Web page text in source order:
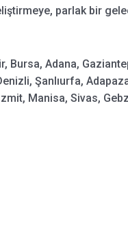
parlak bir
Bursa, Adana,
Şanlıurfa,
Manisa, Sivas,